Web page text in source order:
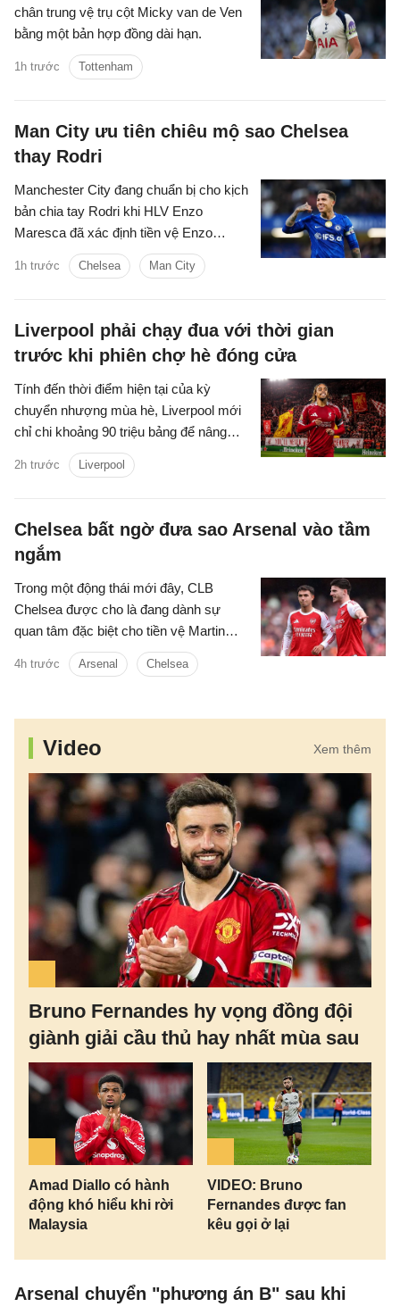
chân trung vệ trụ cột Micky van de Ven
bằng một bản hợp đồng dài hạn.
1h trước Tottenham
Man City ưu tiên chiêu mộ sao Chelsea
thay Rodri
Manchester City đang chuẩn bị cho kịch
bản chia tay Rodri khi HLV Enzo
Maresca đã xác định tiền vệ Enzo
Fernandez của Chelsea là mục tiêu ưu
tiên để thay thế ngôi sao người Tây Ban
1h trước Chelsea Man City
Liverpool phải chạy đua với thời gian
trước khi phiên chợ hè đóng cửa
Tính đến thời điểm hiện tại của kỳ
chuyển nhượng mùa hè, Liverpool mới
chỉ chi khoảng 90 triệu bảng để nâng
cấp lực lượng, với hai tân binh là trung
vệ Jeremy Jacquet và cầu thủ chạy
2h trước Liverpool
Chelsea bất ngờ đưa sao Arsenal vào tầm
ngắm
Trong một động thái mới đây, CLB
Chelsea được cho là đang dành sự
quan tâm đặc biệt cho tiền vệ Martin
Zubimendi của Arsenal.
4h trước Arsenal Chelsea
Video Xem thêm
Bruno Fernandes hy vọng đồng đội
giành giải cầu thủ hay nhất mùa sau
Amad Diallo có hành
động khó hiểu khi rời
Malaysia
VIDEO: Bruno
Fernandes được fan
kêu gọi ở lại
Arsenal chuyển "phương án B" sau khi